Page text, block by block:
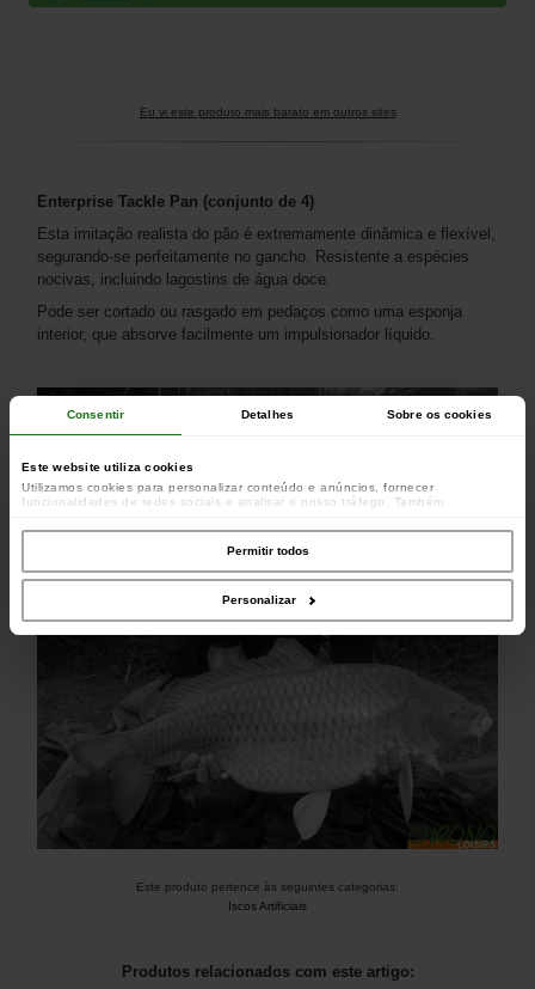
Consentir Detalhes Sobre os cookies
Este website utiliza cookies
Utilizamos cookies para personalizar conteúdo e anúncios, fornecer
funcionalidades de redes sociais e analisar o nosso tráfego. Também
parceiros de redes sociais, de publicidade e de análise, que as podem combinar
com outras informações que lhes forneceu ou recolhidas por estes a partir da
sua utilização dos respetivos serviços.
Permitir todos
Personalizar
Eu vi este produto mais barato em outros sites
Enterprise Tackle Pan (conjunto de 4)
Esta imitação realista do pão é extremamente dinâmica e flexível,
segurando-se perfeitamente no gancho. Resistente a espécies
nocivas, incluindo lagostins de água doce.
Pode ser cortado ou rasgado em pedaços como uma esponja
interior, que absorve facilmente um impulsionador líquido.
Este produto pertence às seguintes categorias:
Iscos Artificiais
Produtos relacionados com este artigo: